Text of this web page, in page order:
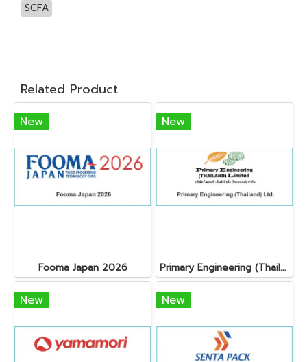
SCFA
Related Product
New
Fooma Japan 2026
New
Primary Engineering (Thailand) Ltd.
New New